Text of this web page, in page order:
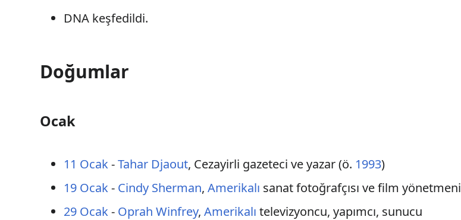
DNA keşfedildi.
Doğumlar
Ocak
11 Ocak-Tahar Djaout, Cezayirli gazeteci ve yazar (ö. 1993)
19 Ocak- Cindy Sherman,Amerikalı sanat fotoğrafçısı ve film yönetmeni
29 Ocak- Oprah Winfrey,Amerikalı televizyoncu, yapımcı, sunucu